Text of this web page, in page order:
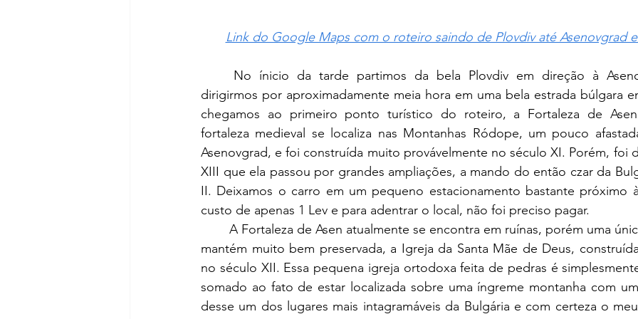
Link do Google Maps com o roteiro saindo de Plovdiv até Asenovgrad
dirigirmos por aproximadamente meia hora em uma bela estrada búlgara
chegamos ao primeiro ponto turístico do roteiro, a Fortaleza de
fortaleza medieval se localiza nas Montanhas Ródope, um pouco
Asenovgrad, e foi construída muito provávelmente no século XI. Porém, foi
XIII que ela passou por grandes ampliações, a mando do então czar da
II. Deixamos o carro em um pequeno estacionamento bastante próximo
custo de apenas 1 Lev e para adentrar o local, não foi preciso pagar.
A Fortaleza de Asen atualmente se encontra em ruínas, porém uma
mantém muito bem preservada, a Igreja da Santa Mãe de Deus,
no século XII. Essa pequena igreja ortodoxa feita de pedras é
somado ao fato de estar localizada sobre uma íngreme montanha com
desse um dos lugares mais intagramáveis da Bulgária e com certeza o